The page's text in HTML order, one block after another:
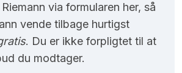
via formularen her, så
vende tilbage hurtigst
. Du er ikke forpligtet til at
du modtager.